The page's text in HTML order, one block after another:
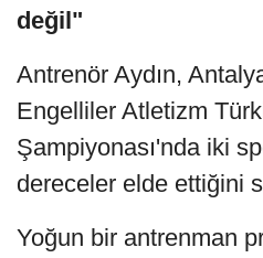
değil"
Antrenör Aydın,
Engelliler Atletizm
Şampiyonası'nda iki
dereceler elde ettiğini
Yoğun bir antrenman